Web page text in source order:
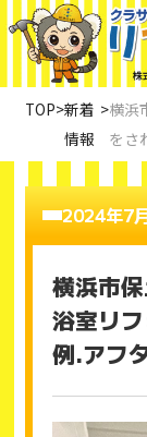
TOP>新着
情報
>横浜
をさ
2024年7
横浜市
浴室リ
例.アフ